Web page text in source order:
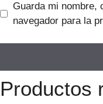
Guarda mi nombre,
navegador para la
Productos